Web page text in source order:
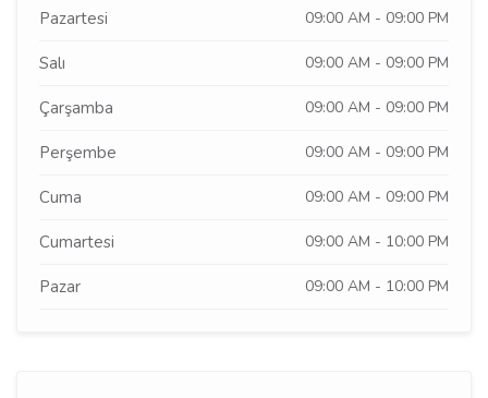
Pazartesi 09:00 AM - 09:00 PM
Salı 09:00 AM - 09:00 PM
Çarşamba 09:00 AM - 09:00 PM
Perşembe 09:00 AM - 09:00 PM
Cuma 09:00 AM - 09:00 PM
Cumartesi 09:00 AM - 10:00 PM
Pazar 09:00 AM - 10:00 PM